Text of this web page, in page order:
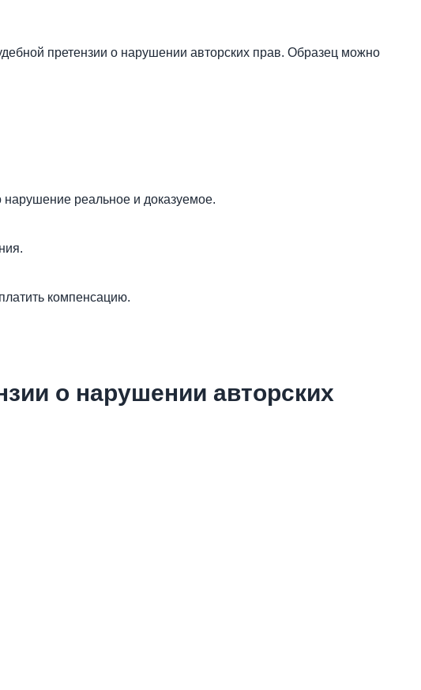
претензии о нарушении авторских прав. Образец можно
реальное и доказуемое.
компенсацию.
о нарушении авторских